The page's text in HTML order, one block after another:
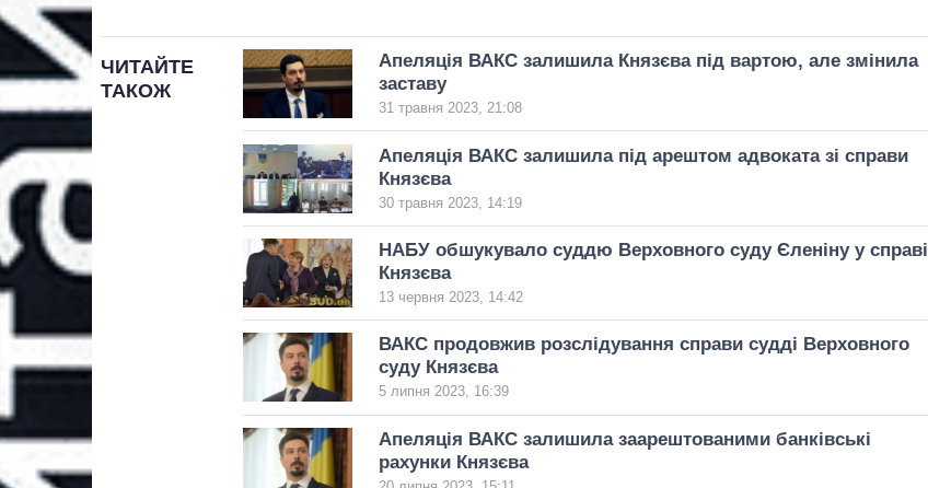
ЧИТАЙТЕ
ТАКОЖ
Апеляція ВАКС залишила Князєва під вартою, але змінила
заставу
31 травня 2023, 21:08
Апеляція ВАКС залишила під арештом адвоката зі справи
Князєва
30 травня 2023, 14:19
НАБУ обшукувало суддю Верховного суду Єленіну у справі
Князєва
13 червня 2023, 14:42
ВАКС продовжив розслідування справи судді Верховного
суду Князєва
5 липня 2023, 16:39
Апеляція ВАКС залишила заарештованими банківські
рахунки Князєва